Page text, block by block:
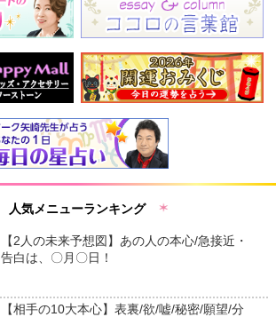
人気メニューランキング
【2人の未来予想図】あの人の本心/急接近・
告白は、〇月〇日！
【相手の10大本心】表裏/欲/嘘/秘密/願望/分